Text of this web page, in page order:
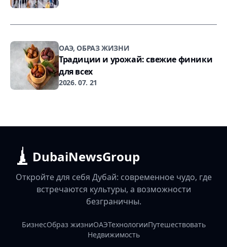
ОАЭ, ОБРАЗ ЖИЗНИ
Традиции и урожай: свежие финики
для всех
2026. 07. 21
DubaiNewsGroup
Откройте для себя Дубай: современное чудо, где
встречаются культуры, а возможности
безграничны.
БизнесОбраз жизниОАЭТехнологииПутешествовать
Недвижимость